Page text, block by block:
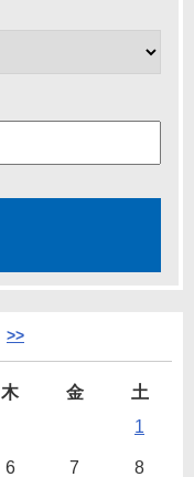
>>
木 金
土
1
6 7 8